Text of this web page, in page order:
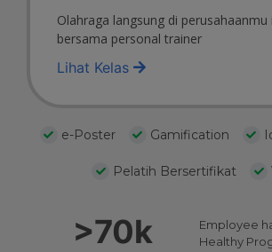
Olahraga langsung di perusahaanmu
bersama personal trainer
Lihat Kelas
e-Poster Gamification
Pelatih Bersertifikat
>70k
Employee
Healthy